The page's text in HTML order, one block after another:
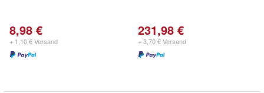
8,98 €
+ 1,10 € Versand
231,98 €
+ 3,70 € Versand